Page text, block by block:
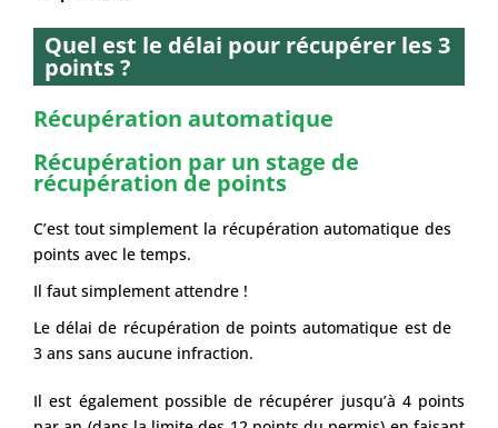
Quel est le délai pour récupérer les 3
points ?
Récupération automatique
Récupération par un stage de
récupération de points
C’est tout simplement la récupération automatique des
points avec le temps.
Il faut simplement attendre !
Le délai de récupération de points automatique est de
3 ans sans aucune infraction.
Il est également possible de récupérer jusqu’à 4 points